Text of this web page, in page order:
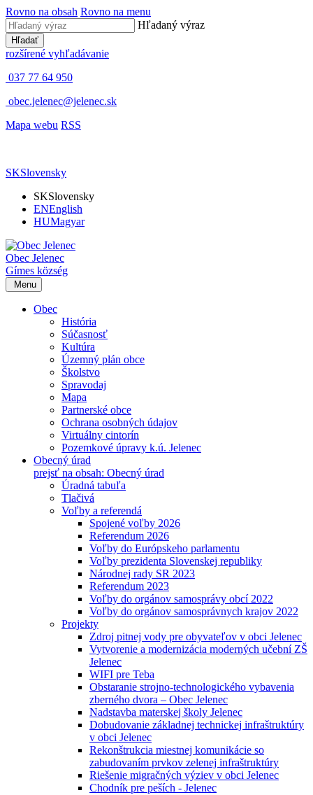
Rovno na obsah Rovno na menu
Hľadaný výraz
Hľadať
rozšírené vyhľadávanie
037 77 64 950
obec.jelenec@jelenec.sk
Mapa webu RSS
SKSlovensky
SKSlovensky
ENEnglish
HUMagyar
Obec Jelenec
Gímes község
Menu
Obec
História
Súčasnosť
Kultúra
Územný plán obce
Školstvo
Spravodaj
Mapa
Partnerské obce
Ochrana osobných údajov
Virtuálny cintorín
Pozemkové úpravy k.ú. Jelenec
Obecný úrad
prejsť na obsah: Obecný úrad
Úradná tabuľa
Tlačivá
Voľby a referendá
Spojené voľby 2026
Referendum 2026
Voľby do Európskeho parlamentu
Voľby prezidenta Slovenskej republiky
Národnej rady SR 2023
Referendum 2023
Voľby do orgánov samosprávy obcí 2022
Voľby do orgánov samosprávnych krajov 2022
Projekty
Zdroj pitnej vody pre obyvateľov v obci Jelenec
Vytvorenie a modernizácia moderných učební ZŠ
Jelenec
WIFI pre Teba
Obstaranie strojno-technologického vybavenia
zberného dvora – Obec Jelenec
Nadstavba materskej školy Jelenec
Dobudovanie základnej technickej infraštruktúry
v obci Jelenec
Rekonštrukcia miestnej komunikácie so
zabudovaním prvkov zelenej infraštruktúry
Riešenie migračných výziev v obci Jelenec
Chodník pre peších - Jelenec